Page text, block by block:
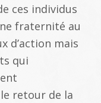
ces individus
fraternité au
d’action mais
qui
retour de la